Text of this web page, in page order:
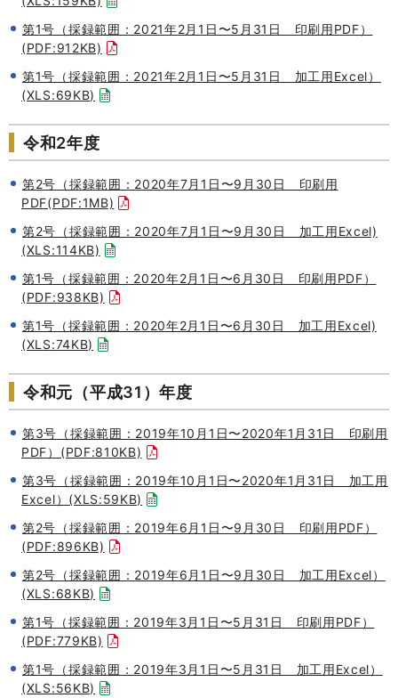
第1号（採録範囲：2021年2月1日〜5月31日 印刷用PDF）
(PDF:912KB)
第1号（採録範囲：2021年2月1日〜5月31日 加工用Excel）
(XLS:69KB)
令和2年度
第2号（採録範囲：2020年7月1日〜9月30日 印刷用
PDF(PDF:1MB)
第2号（採録範囲：2020年7月1日〜9月30日 加工用Excel)
(XLS:114KB)
第1号（採録範囲：2020年2月1日〜6月30日 印刷用PDF）
(PDF:938KB)
第1号（採録範囲：2020年2月1日〜6月30日 加工用Excel)
(XLS:74KB)
令和元（平成31）年度
第3号（採録範囲：2019年10月1日〜2020年1月31日 印刷用
PDF）(PDF:810KB)
第3号（採録範囲：2019年10月1日〜2020年1月31日 加工用
Excel）(XLS:59KB)
第2号（採録範囲：2019年6月1日〜9月30日 印刷用PDF）
(PDF:896KB)
第2号（採録範囲：2019年6月1日〜9月30日 加工用Excel）
(XLS:68KB)
第1号（採録範囲：2019年3月1日〜5月31日 印刷用PDF）
(PDF:779KB)
第1号（採録範囲：2019年3月1日〜5月31日 加工用Excel）
(XLS:56KB)